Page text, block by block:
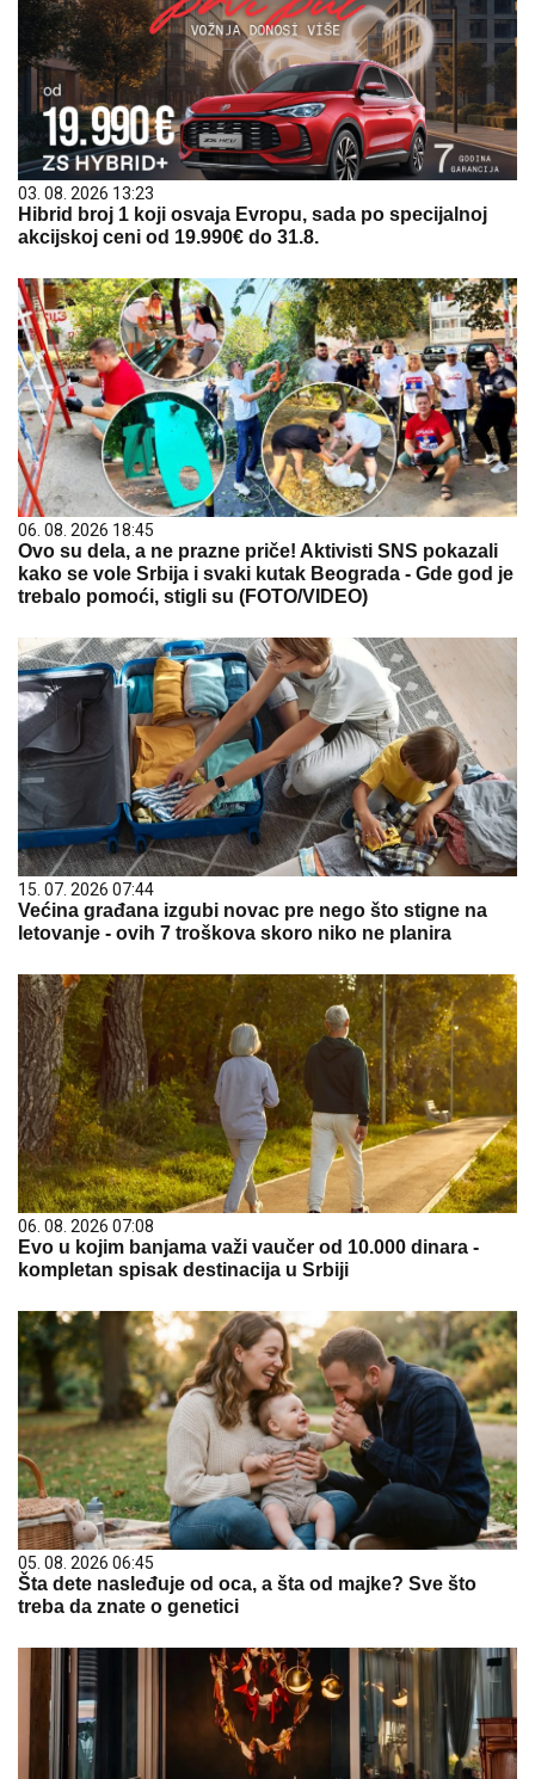
03. 08. 2026 13:23
Hibrid broj 1 koji osvaja Evropu, sada po specijalnoj
akcijskoj ceni od 19.990€ do 31.8.
06. 08. 2026 18:45
Ovo su dela, a ne prazne priče! Aktivisti SNS pokazali
kako se vole Srbija i svaki kutak Beograda - Gde god je
trebalo pomoći, stigli su (FOTO/VIDEO)
15. 07. 2026 07:44
Većina građana izgubi novac pre nego što stigne na
letovanje - ovih 7 troškova skoro niko ne planira
06. 08. 2026 07:08
Evo u kojim banjama važi vaučer od 10.000 dinara -
kompletan spisak destinacija u Srbiji
05. 08. 2026 06:45
Šta dete nasleđuje od oca, a šta od majke? Sve što
treba da znate o genetici